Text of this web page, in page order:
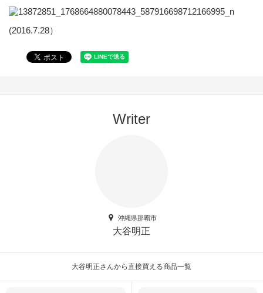
(2016.7.28）
Writer
沖縄県那覇市
大谷明正
大谷明正さんから直接買える商品一覧